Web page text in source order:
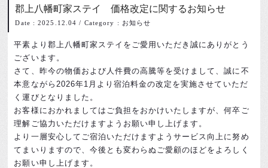
郡上八幡町家ステイ 価格改定に関するお知らせ
Date : 2025.12.04 / Category : お知らせ
平素より郡上八幡町家ステイをご愛用いただき誠にありがとう
ございます。
さて、昨今の物価および人件費の高騰等を受けまして、誠に不
本意ながら2026年1月より宿泊料金の改定を実施させていただ
く運びとなりました。
お客様におかれましてはご負担をおかけいたしますが、何卒ご
理解ご協力いただけますようお願い申し上げます。
より一層安心してご宿泊いただけますようサービス向上に努め
てまいりますので、今後とも変わらぬご愛顧のほどをよろしく
お願い申し上げます。